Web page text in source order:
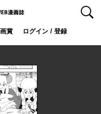
賞 ログイン / 登録
検索